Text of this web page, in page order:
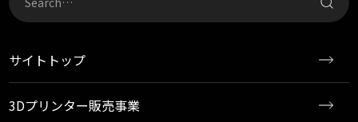
サイトトップ
3Dプリンター販売事業